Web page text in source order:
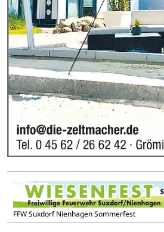
FFW Suxdorf Nienhagen Sommerfest